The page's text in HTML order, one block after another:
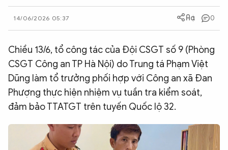
PHÁP LUẬT
CÔNG NGHỆ
QUỐC TẾ
VĂN HÓA - THỂ THAO
14/06/2026 05:37 0
Chiều 13/6, tổ công tác của Đội CSGT số 9 (Phòng
CSGT Công an TP Hà Nội) do Trung tá Phạm Việt
Dũng làm tổ trưởng phối hợp với Công an xã Đan
Phượng thực hiện nhiệm vụ tuần tra kiểm soát,
đảm bảo TTATGT trên tuyến Quốc lộ 32.